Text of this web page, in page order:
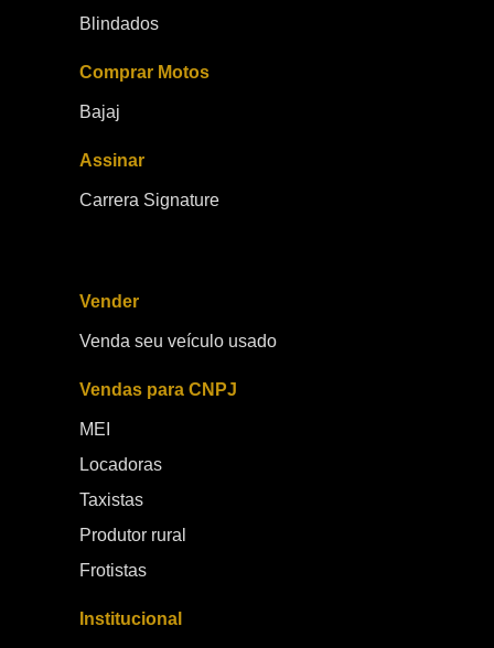
Blindados
Comprar Motos
Bajaj
Assinar
Carrera Signature
Vender
Venda seu veículo usado
Vendas para CNPJ
MEI
Locadoras
Taxistas
Produtor rural
Frotistas
Institucional